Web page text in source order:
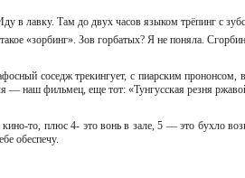
в лавку. Там до двух часов языком трёпинг с
«зорбинг». Зов горбатых? Я не поняла.
соседж трекингует, с пиарским
— наш фильмец, еще тот: «Тунгусская резня
то, плюс 4- это вонь в зале, 5 — это бухло
обеспечу.